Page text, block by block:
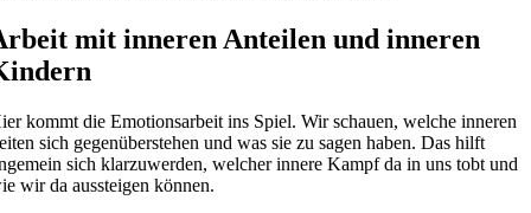
mit inneren Anteilen und inneren
kommt die Emotionsarbeit ins Spiel. Wir schauen, welche inneren
sich gegenüberstehen und was sie zu sagen haben. Das hilft
sich klarzuwerden, welcher innere Kampf da in uns tobt und
wir da aussteigen können.